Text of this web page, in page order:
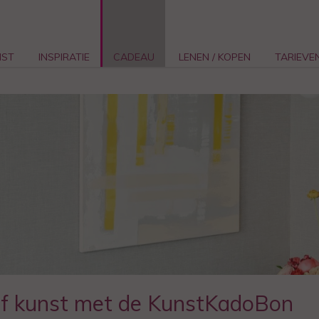
INSPIRATIE CADEAU LENEN / KOPEN
kunst met de KunstKadoBon